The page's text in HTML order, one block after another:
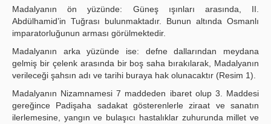
Madalyanın ön yüzünde: Güneş ışınları arasında, II.
Abdülhamid’in Tuğrası bulunmaktadır. Bunun altında Osmanlı
imparatorluğunun arması görülmektedir.
Madalyanın arka yüzünde ise: defne dallarından meydana
gelmiş bir çelenk arasında bir boş saha bırakılarak, Madalyanın
verileceği şahsın adı ve tarihi buraya hak olunacaktır (Resim 1).
Madalyanın Nizamnamesi 7 maddeden ibaret olup 3. Maddesi
gereğince Padişaha sadakat gösterenlerle ziraat ve sanatın
ilerlemesine, yangın ve bulaşıcı hastalıklar zuhurunda millet ve